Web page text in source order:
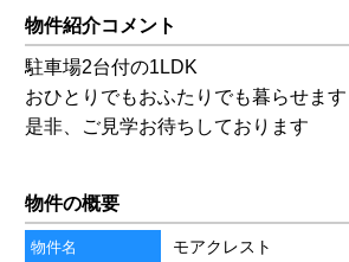
物件紹介コメント
駐車場2台付の1LDK
おひとりでもおふたりでも暮らせます
是非、ご見学お待ちしております
物件の概要
物件名 モアクレスト